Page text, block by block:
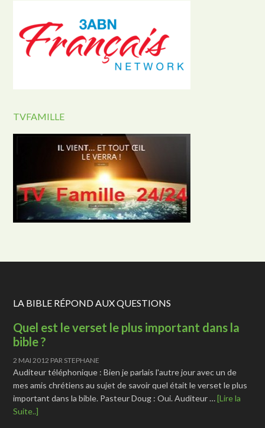
TVFAMILLE
LA BIBLE RÉPOND AUX QUESTIONS
Quel est le verset le plus important dans la
bible ?
2 MAI 2012 PAR STEPHANE
Auditeur téléphonique : Bien je parlais l'autre jour avec un de
mes amis chrétiens au sujet de savoir quel était le verset le plus
important dans la bible. Pasteur Doug : Oui. Auditeur …[Lire la
Suite..]